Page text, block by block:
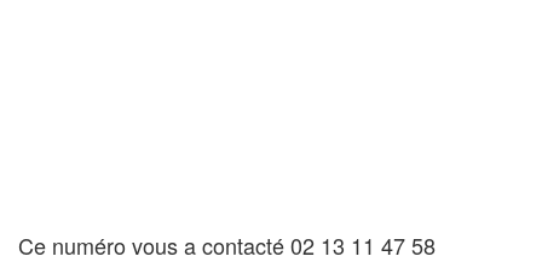
Ce numéro vous a contacté 02 13 11 47 58